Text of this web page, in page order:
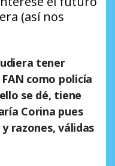
(así nos
tener
como policía
se dé, tiene
Corina pues
razones, válidas